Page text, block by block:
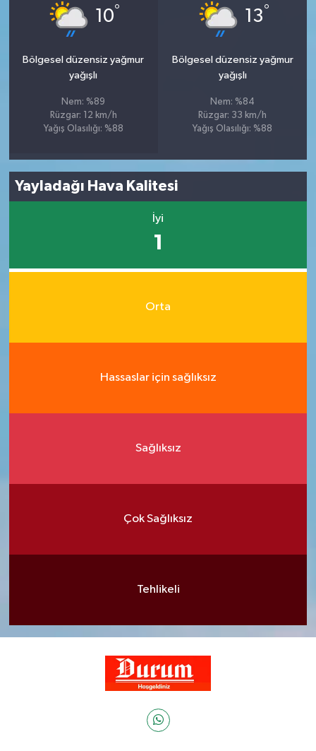
10°
Bölgesel düzensiz yağmur
yağışlı
Nem: %89
Rüzgar: 12 km/h
Yağış Olasılığı: %88
13°
Bölgesel düzensiz yağmur
yağışlı
Nem: %84
Rüzgar: 33 km/h
Yağış Olasılığı: %88
Yayladağı Hava Kalitesi
İyi
1
Orta
Hassaslar için sağlıksız
Sağlıksız
Çok Sağlıksız
Tehlikeli